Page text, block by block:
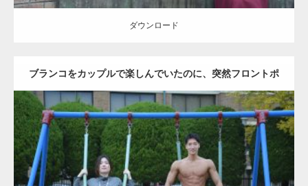
ダウンロード
ブランコをカップルで楽しんでいたのに、突然フロントポ
ーズをするマッチョ
Update: 2021.07.6
Category:公園のマッチョ その他 AKIHITO(細マッチョ) 腹筋 大胸筋